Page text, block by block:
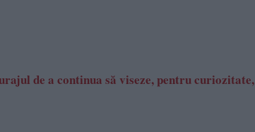
de a continua să viseze, pentru curiozitate,